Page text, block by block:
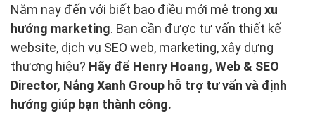
Năm nay đến với biết bao điều mới mẻ trong xu
hướng marketing. Bạn cần được tư vấn thiết kế
website, dịch vụ SEO web, marketing, xây dựng
thương hiệu? Hãy để Henry Hoang, Web & SEO
Director, Nắng Xanh Group hỗ trợ tư vấn và định
hướng giúp bạn thành công.